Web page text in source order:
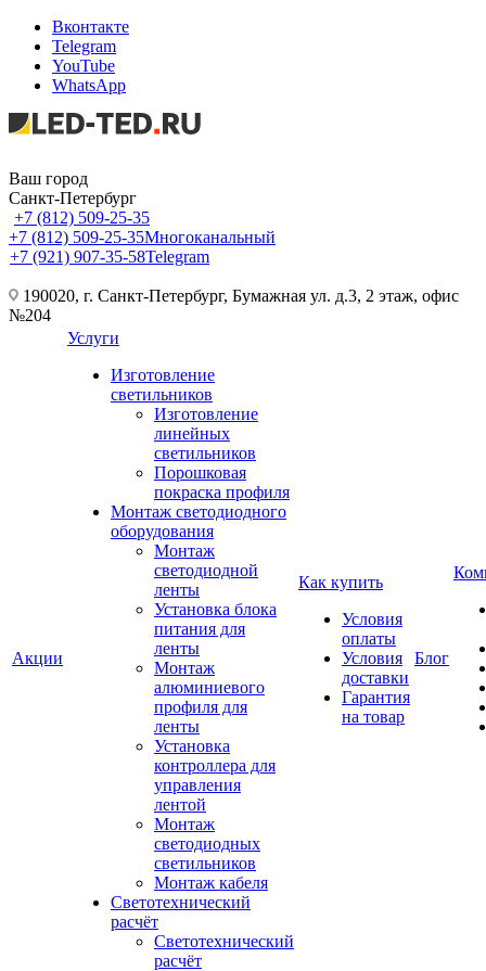
Вконтакте
Telegram
YouTube
WhatsApp
Ваш город
Санкт-Петербург
+7 (812) 509-25-35
+7 (812) 509-25-35Многоканальный
+7 (921) 907-35-58Telegram
190020, г. Санкт-Петербург, Бумажная ул. д.3, 2 этаж, офис
№204
Акции
Услуги
Изготовление
светильников
Изготовление
линейных
светильников
Порошковая
покраска профиля
Монтаж светодиодного
оборудования
Монтаж
светодиодной
ленты
Установка блока
питания для
ленты
Монтаж
алюминиевого
профиля для
ленты
Установка
контроллера для
управления
лентой
Монтаж
светодиодных
светильников
Монтаж кабеля
Светотехнический
расчёт
Светотехнический
расчёт
Как купить
Условия
оплаты
Условия
доставки
Гарантия
на товар
Блог